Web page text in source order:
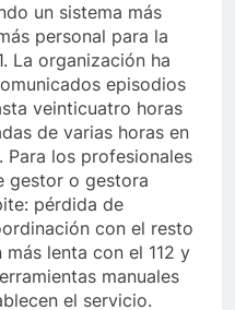
un sistema más
personal para la
La organización ha
episodios
veinticuatro horas
de varias horas en
Para los profesionales
gestor o gestora
pérdida de
con el resto
lenta con el 112 y
manuales
el servicio.